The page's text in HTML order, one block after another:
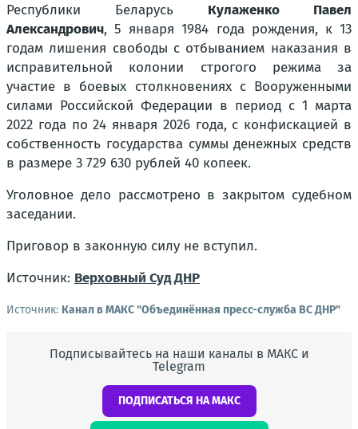
Республики Беларусь Кулаженко Павел
Александрович, 5 января 1984 года рождения, к 13
годам лишения свободы с отбыванием наказания в
исправительной колонии строгого режима за
участие в боевых столкновениях с Вооруженными
силами Российской Федерации в период с 1 марта
2022 года по 24 января 2026 года, с конфискацией в
собственность государства суммы денежных средств
в размере 3 729 630 рублей 40 копеек.
Уголовное дело рассмотрено в закрытом судебном
заседании.
Приговор в законную силу не вступил.
Источник: Верховный Суд ДНР
Источник: Канал в МАКС "Объединённая пресс-служба ВС ДНР"
Подписывайтесь на наши каналы в МАКС и
Telegram
ПОДПИСАТЬСЯ НА МАКС